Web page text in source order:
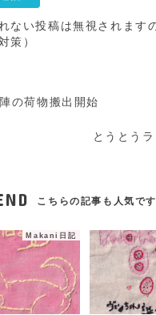
ない投稿は無視されます
策）
の荷物搬出開始
とうとう
こちらの記事も人気です
Makani日記